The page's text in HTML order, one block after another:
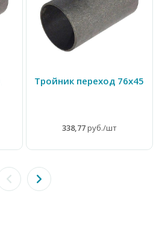
Тройник переход 76х45
338,77руб./шт